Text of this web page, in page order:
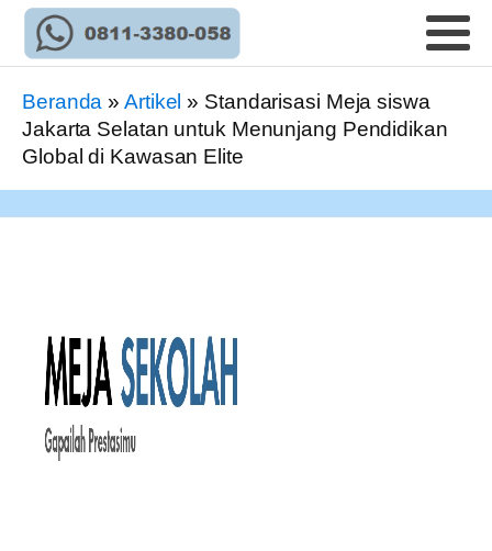
Beranda »Artikel » Standarisasi Meja siswa
Jakarta Selatan untuk Menunjang Pendidikan
Global di Kawasan Elite